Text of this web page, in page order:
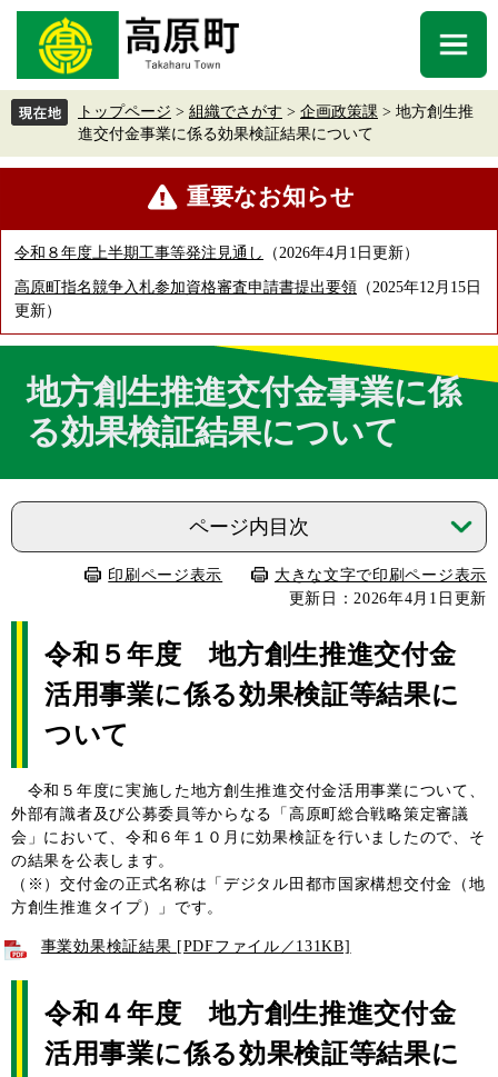
先
頭
を
飛
ニ
ュ
ー
トップページ > 組織でさがす > 企画政策課 > 地方創生推
進交付金事業に係る効果検証結果について
重要なお知らせ
令和８年度上半期工事等発注見通し 2026年4月1日更新
高原町指名競争入札参加資格審査申請書提出要領
2025年12月15日
更新
地方創生推進交付金事業に係
る効果検証結果について
ページ内目次
印刷ページ表示
大きな文字で印刷ページ表示
更新日：2026年4月1日更新
令和５年度 地方創生推進交付金
活用事業に係る効果検証等結果に
ついて
令和５年度に実施した地方創生推進交付金活用事業について、
外部有識者及び公募委員等からなる「高原町総合戦略策定審議
会」において、令和６年１０月に効果検証を行いましたので、そ
の結果を公表します。
（※）交付金の正式名称は「デジタル田都市国家構想交付金（地
方創生推進タイプ）」です。
事業効果検証結果 [PDFファイル／131KB]
令和４年度 地方創生推進交付金
活用事業に係る効果検証等結果に